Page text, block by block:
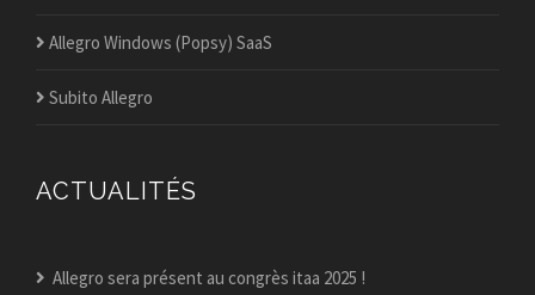
Allegro Windows (Popsy) SaaS
Subito Allegro
ACTUALITÉS
Allegro sera présent au congrès itaa 2025 !